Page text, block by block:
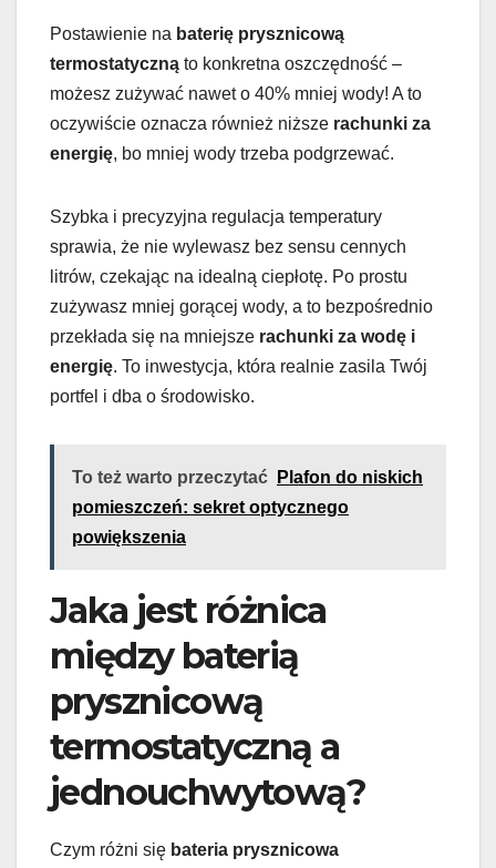
Postawienie na baterię prysznicową
termostatyczną to konkretna oszczędność –
możesz zużywać nawet o 40% mniej wody! A to
oczywiście oznacza również niższe rachunki za
energię, bo mniej wody trzeba podgrzewać.
Szybka i precyzyjna regulacja temperatury
sprawia, że nie wylewasz bez sensu cennych
litrów, czekając na idealną ciepłotę. Po prostu
zużywasz mniej gorącej wody, a to bezpośrednio
przekłada się na mniejsze rachunki za wodę i
energię. To inwestycja, która realnie zasila Twój
portfel i dba o środowisko.
To też warto przeczytać
Plafon do niskich
pomieszczeń: sekret optycznego
powiększenia
Jaka jest różnica
między baterią
prysznicową
termostatyczną a
jednouchwytową?
Czym różni się bateria prysznicowa